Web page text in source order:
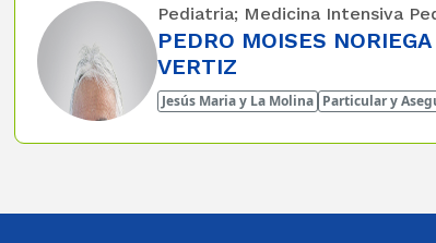
Pediatria; Medicina Intensiva
PEDRO MOISES NORIEGA
VERTIZ
Jesús Maria y La Molina Particular y